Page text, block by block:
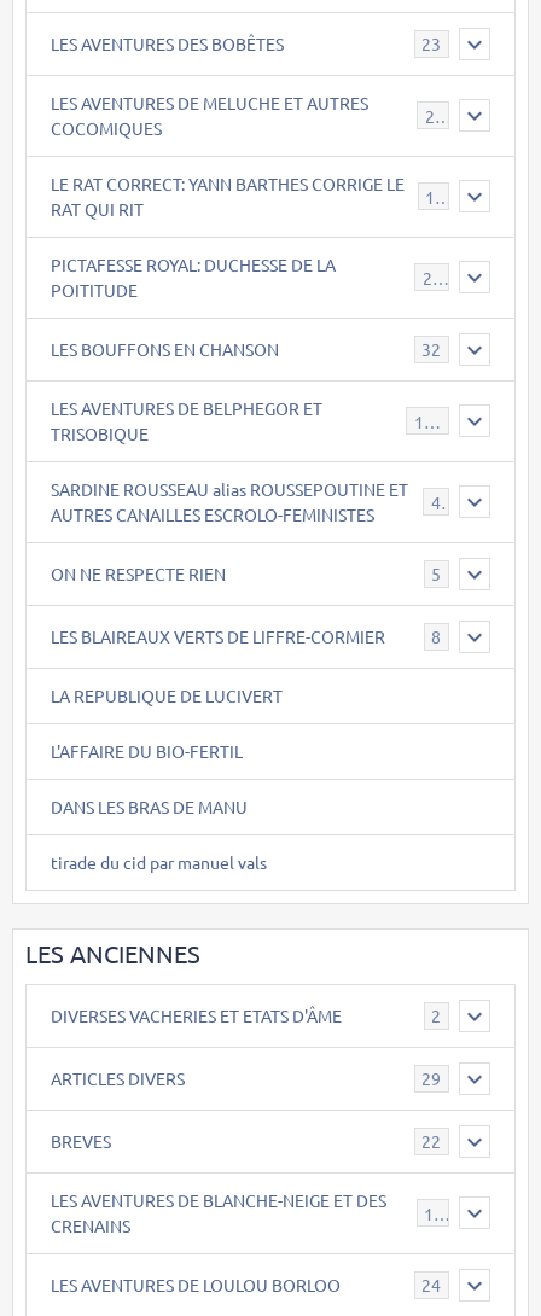
LES AVENTURES DES BOBÊTES 23
LES AVENTURES DE MELUCHE ET AUTRES
COCOMIQUES
22
LE RAT CORRECT: YANN BARTHES CORRIGE LE
RAT QUI RIT
15
PICTAFESSE ROYAL: DUCHESSE DE LA
POITITUDE
23
LES BOUFFONS EN CHANSON 32
LES AVENTURES DE BELPHEGOR ET
TRISOBIQUE
147
SARDINE ROUSSEAU alias ROUSSEPOUTINE ET
AUTRES CANAILLES ESCROLO-FEMINISTES
40
ON NE RESPECTE RIEN 5
LES BLAIREAUX VERTS DE LIFFRE-CORMIER 8
LA REPUBLIQUE DE LUCIVERT
L'AFFAIRE DU BIO-FERTIL
DANS LES BRAS DE MANU
tirade du cid par manuel vals
LES ANCIENNES
DIVERSES VACHERIES ET ETATS D'ÂME 2
ARTICLES DIVERS 29
BREVES 22
LES AVENTURES DE BLANCHE-NEIGE ET DES
CRENAINS
17
LES AVENTURES DE LOULOU BORLOO 24